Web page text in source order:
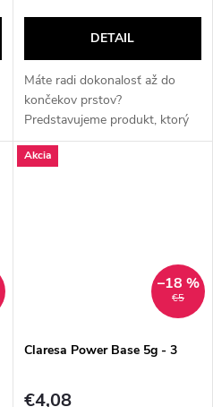
DETAIL
Máte radi dokonalosť až do
končekov prstov?
Predstavujeme produkt, ktorý
pre vás mení pravidlá hry! ✨
**Claresa Power Base**: Váš
Akcia
€5
–18 %
Claresa Power Base 5g - 3
€4,08